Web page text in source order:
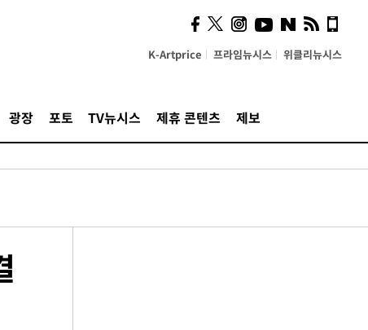
K-Artprice 프라임뉴시스 위클리뉴시스
광장 포토 TV뉴시스 제휴 콘텐츠 제보